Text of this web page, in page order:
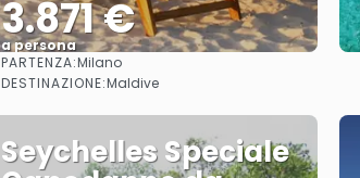
3.871 €
a persona
Vedere
PARTENZA:Milano
DESTINAZIONE:Maldive
Seychelles Speciale